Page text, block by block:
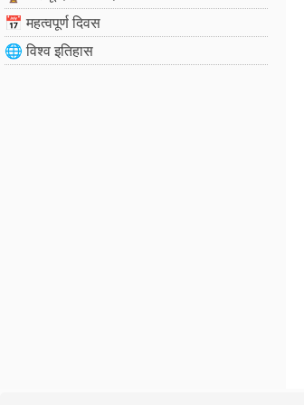
📅 महत्वपूर्ण दिवस
🌐 विश्व इतिहास